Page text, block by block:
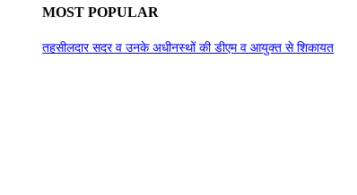
MOST POPULAR
तहसीलदार सदर व उनके अधीनस्थों की डीएम व आयुक्त से शिकायत